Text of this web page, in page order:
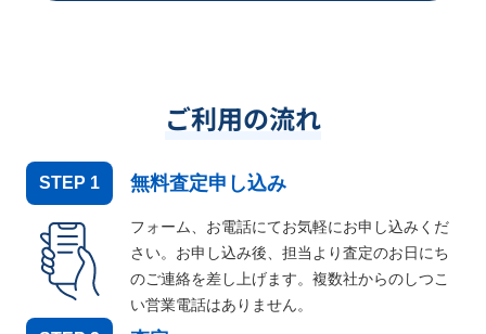
ご利用の流れ
STEP 1 無料査定申し込み
フォーム、お電話にてお気軽にお申し込みくだ
さい。お申し込み後、担当より査定のお日にち
のご連絡を差し上げます。複数社からのしつこ
い営業電話はありません。